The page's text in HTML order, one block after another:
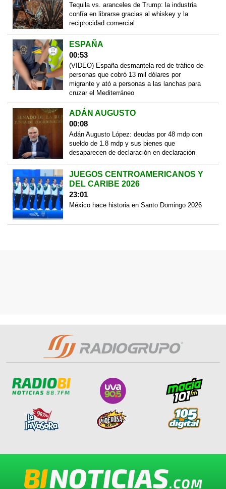
Tequila vs. aranceles de Trump: la industria
confía en librarse gracias al whiskey y la
reciprocidad comercial
ESPAÑA
00:53
(VIDEO) España desmantela red de tráfico de
personas que cobró 13 mil dólares por
migrante y ató a personas a las lanchas para
cruzar el Mediterráneo
ADÁN AUGUSTO
00:08
Adán Augusto López: deudas por 48 mdp con
sueldo de 1.8 mdp y sus bienes que
desaparecen de declaración en declaración
JUEGOS CENTROAMERICANOS Y
DEL CARIBE 2026
23:01
México hace historia en Santo Domingo 2026